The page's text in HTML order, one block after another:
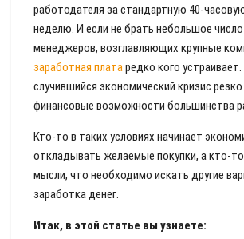
работодателя за стандартную 40-
неделю. И если не брать небольшое
менеджеров, возглавляющих крупные
заработная платаредко кого
случившийся экономический кризис
финансовые возможности большинства
Кто-то в таких условиях начинает
откладывать желаемые покупки, а кто-
мысли, что необходимо искать другие
заработка денег.
Итак, в этой статье вы узнаете: